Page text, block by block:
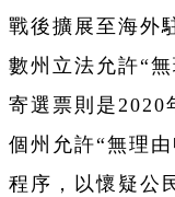
戰後擴展至海外
數州立法允許“
寄選票則是2020
個州允許“無理
程序，以懷疑公